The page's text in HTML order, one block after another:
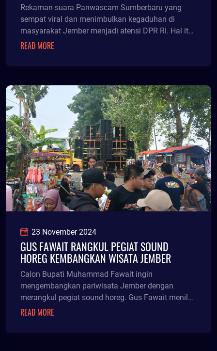
Rekaman suara Panwascam Sumberbaru yang
sempat viral dan menimbulkan kegaduhan di
masyarakat Jember menjadi atensi DPR RI. Hal itu
dikatakan Anggot
READ MORE
23 November 2024
GUS FAWAIT RANGKUL PEGIAT SOUND
HOREG KEMBANGKAN WISATA JEMBER
Calon Bupati Muhammad Fawait ingin
mengembangkan pariwisata Jember dengan
merangkul pegiat sound horeg. Gus Fawait menilai
keberadaan sound horeg ini menjadi salah satu
READ MORE